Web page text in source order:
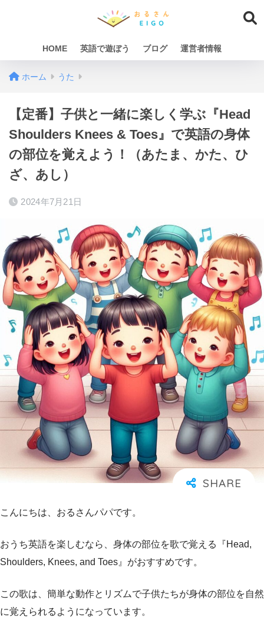
HOME 英語で遊ぼう ブログ 運営者情報
ホーム うた
【定番】子供と一緒に楽しく学ぶ『Head
Shoulders Knees & Toes』で英語の身体
の部位を覚えよう！（あたま、かた、ひ
ざ、あし）
2024年7月21日
こんにちは、おるさんパパです。
おうち英語を楽しむなら、身体の部位を歌で覚える『Head,
Shoulders, Knees, and Toes』がおすすめです。
この歌は、簡単な動作とリズムで子供たちが身体の部位を自然
に覚えられるようになっています。